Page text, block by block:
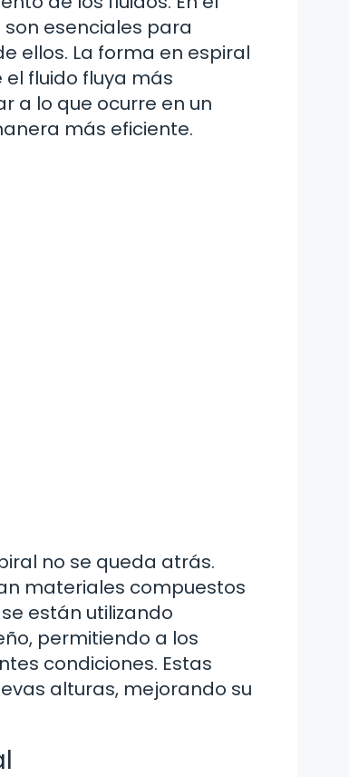
esenciales para
ellos. La forma en espiral
fluido fluya más
a lo que ocurre en un
más eficiente.
no se queda atrás.
materiales compuestos
están utilizando
permitiendo a los
condiciones. Estas
alturas, mejorando su